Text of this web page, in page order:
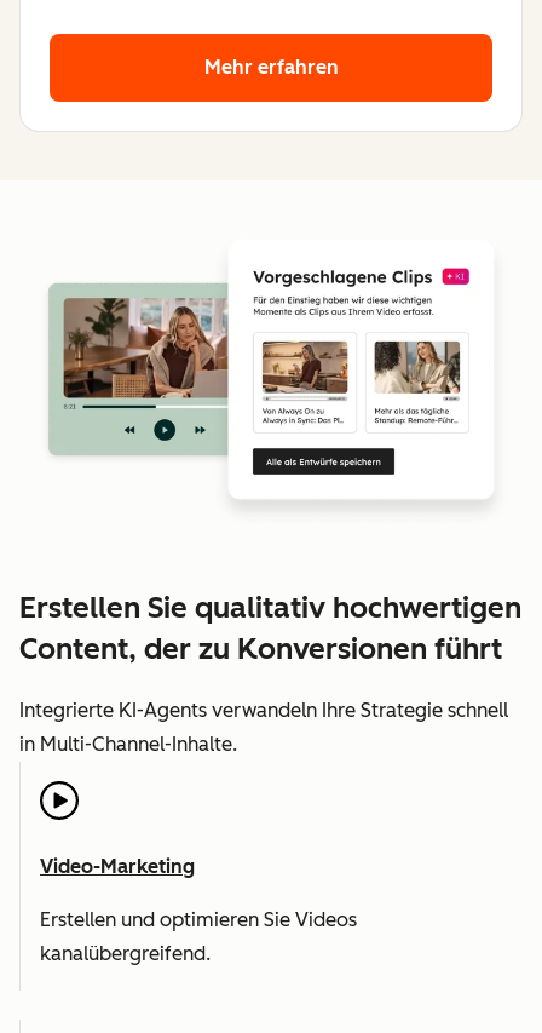
Mehr erfahren
Erstellen Sie qualitativ hochwertigen
Content, der zu Konversionen führt
Integrierte KI-Agents verwandeln Ihre Strategie schnell
in Multi-Channel-Inhalte.
Video-Marketing
Erstellen und optimieren Sie Videos
kanalübergreifend.